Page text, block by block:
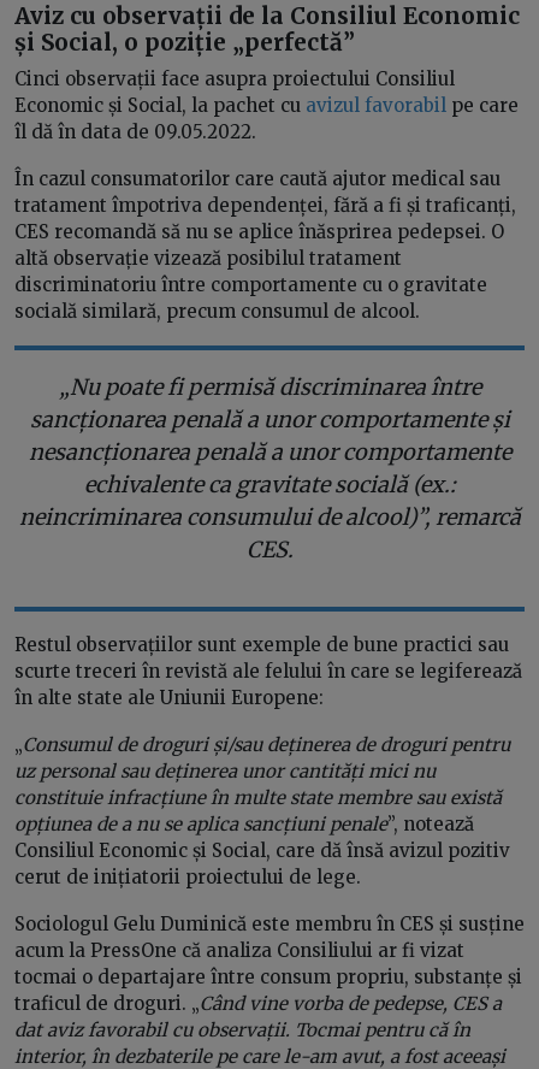
Aviz cu observații de la Consiliul Economic
și Social, o poziție „perfectă”
Cinci observații face asupra proiectului Consiliul
Economic și Social, la pachet cu avizul favorabil pe care
îl dă în data de 09.05.2022.
În cazul consumatorilor care caută ajutor medical sau
tratament împotriva dependenței, fără a fi și traficanți,
CES recomandă să nu se aplice înăsprirea pedepsei. O
altă observație vizează posibilul tratament
discriminatoriu între comportamente cu o gravitate
socială similară, precum consumul de alcool.
„Nu poate fi permisă discriminarea între
sancționarea penală a unor comportamente și
nesancționarea penală a unor comportamente
echivalente ca gravitate socială (ex.:
neincriminarea consumului de alcool)”, remarcă
CES.
Restul observațiilor sunt exemple de bune practici sau
scurte treceri în revistă ale felului în care se legiferează
în alte state ale Uniunii Europene:
„Consumul de droguri și/sau deținerea de droguri pentru
uz personal sau deținerea unor cantități mici nu
constituie infracțiune în multe state membre sau există
opțiunea de a nu se aplica sancțiuni penale”, notează
Consiliul Economic și Social, care dă însă avizul pozitiv
cerut de inițiatorii proiectului de lege.
Sociologul Gelu Duminică este membru în CES și susține
acum la PressOne că analiza Consiliului ar fi vizat
tocmai o departajare între consum propriu, substanțe și
traficul de droguri. „Când vine vorba de pedepse, CES a
dat aviz favorabil cu observații. Tocmai pentru că în
interior, în dezbaterile pe care le-am avut, a fost aceeași